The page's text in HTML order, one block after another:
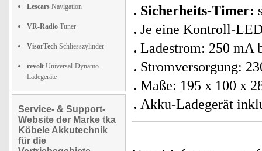
Lescars Navigation
VR-Radio Tuner
VisorTech Schliesszylinder
revolt Universal-Dynamo-
Ladegeräte
Service- & Support-
Website der Marke tka
Köbele Akkutechnik
für die
Sicherheits-Timer:
Je eine Kontroll-
Ladestrom: 250 mA
Stromversorgung:
Maße: 195 x 100 x
Akku-Ladegerät